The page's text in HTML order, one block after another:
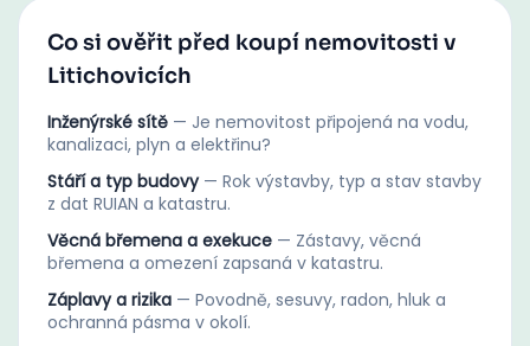
Co si ověřit před koupí nemovitosti v
Litichovicích
Inženýrské sítě — Je nemovitost připojená na vodu,
kanalizaci, plyn a elektřinu?
Stáří a typ budovy — Rok výstavby, typ a stav stavby
z dat RUIAN a katastru.
Věcná břemena a exekuce — Zástavy, věcná
břemena a omezení zapsaná v katastru.
Záplavy a rizika — Povodně, sesuvy, radon, hluk a
ochranná pásma v okolí.